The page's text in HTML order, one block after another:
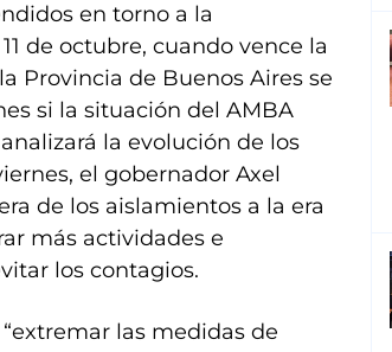
en torno a la
de octubre, cuando vence la
Provincia de Buenos Aires se
si la situación del AMBA
la evolución de los
el gobernador Axel
de los aislamientos a la era
más actividades e
los contagios.
las medidas de